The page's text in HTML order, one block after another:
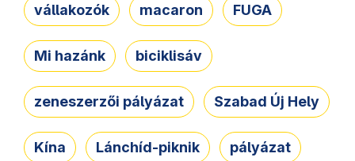
vállakozók macaron FUGA
Mi hazánk biciklisáv
zeneszerzői pályázat Szabad Új Hely
Kína Lánchíd-piknik pályázat